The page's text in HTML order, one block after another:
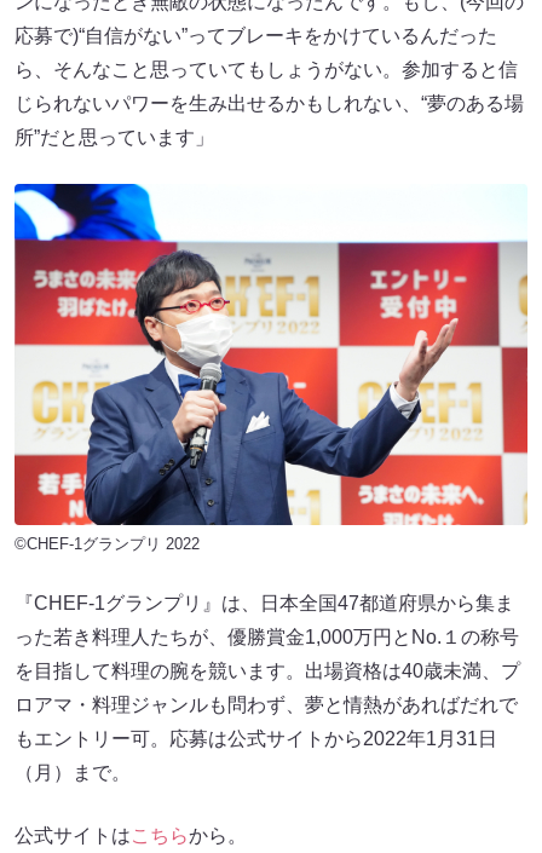
応募で)“自信がない”ってブレーキをかけているんだった
ら、そんなこと思っていてもしょうがない。参加すると信
じられないパワーを生み出せるかもしれない、“夢のある場
所”だと思っています」
©CHEF-1グランプリ 2022
『CHEF-1グランプリ』は、日本全国47都道府県から集ま
った若き料理人たちが、優勝賞金1,000万円とNo.１の称号
を目指して料理の腕を競います。出場資格は40歳未満、プ
ロアマ・料理ジャンルも問わず、夢と情熱があればだれで
もエントリー可。応募は公式サイトから2022年1月31日
（月）まで。
公式サイトはこちらから。